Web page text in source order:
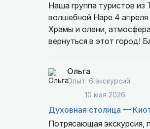
Наша группа туристов из
волшебной Наре 4 апреля
Храмы и олени,
вернуться в этот город! Благодарю Владислава за чудесную экскурсию и рекомендую его как гида
Ольга
Опыт: 6 экскурсий
10 мая 2026
Духовная столица —
Потрясающая экскурсия,